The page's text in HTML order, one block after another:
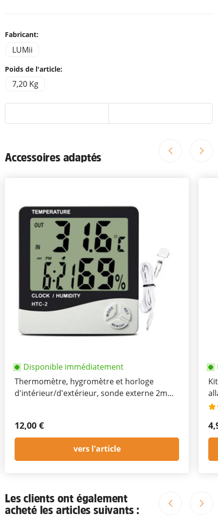
Fabricant:
LUMii
Poids de l'article:
7,20 Kg
Accessoires adaptés
Disponible immédiatement
Thermomètre, hygromètre et horloge
d'intérieur/d'extérieur, sonde externe 2m
12,00 €
vers l'article
Les clients ont également
acheté les articles suivants :